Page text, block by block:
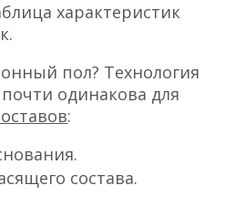
характеристик
пол? Технология
одинакова для
:
состава.